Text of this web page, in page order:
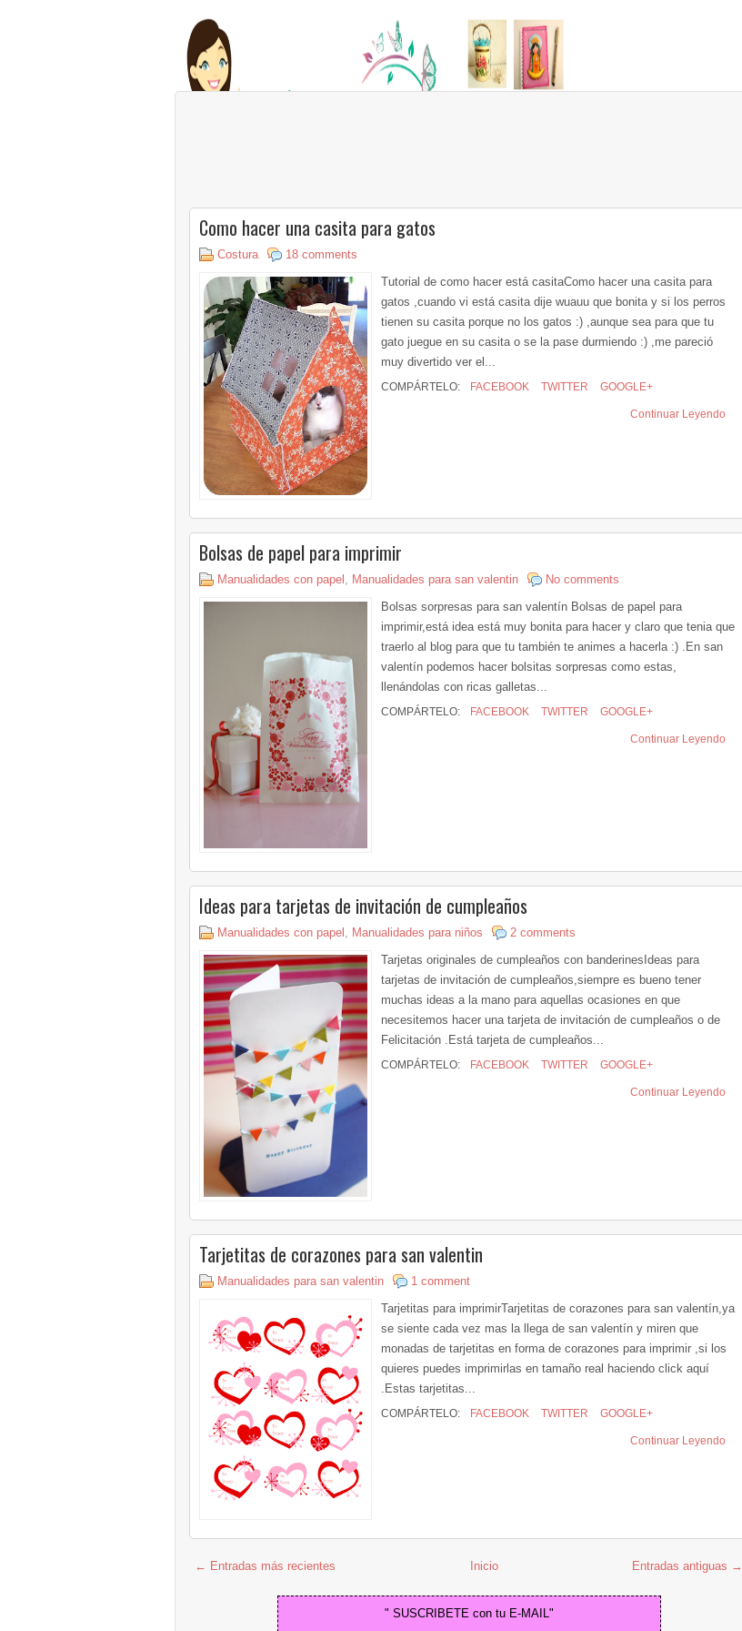
Como hacer una casita para gatos
Costura
18 comments
Tutorial de como hacer está casitaComo hacer una casita para
gatos ,cuando vi está casita dije wuauu que bonita y si los perros
tienen su casita porque no los gatos :) ,aunque sea para que tu
gato juegue en su casita o se la pase durmiendo :) ,me pareció
muy divertido ver el...
COMPÁRTELO: FACEBOOK TWITTER GOOGLE+
Continuar Leyendo
Bolsas de papel para imprimir
Manualidades con papel , Manualidades para san valentin
No comments
Bolsas sorpresas para san valentín Bolsas de papel para
imprimir,está idea está muy bonita para hacer y claro que tenia que
traerlo al blog para que tu también te animes a hacerla :) .En san
valentín podemos hacer bolsitas sorpresas como estas,
llenándolas con ricas galletas...
COMPÁRTELO: FACEBOOK TWITTER GOOGLE+
Continuar Leyendo
Ideas para tarjetas de invitación de cumpleaños
Manualidades con papel Manualidades para niños
2 comments
Tarjetas originales de cumpleaños con banderinesIdeas para
tarjetas de invitación de cumpleaños,siempre es bueno tener
muchas ideas a la mano para aquellas ocasiones en que
necesitemos hacer una tarjeta de invitación de cumpleaños o de
Felicitación .Está tarjeta de cumpleaños...
COMPÁRTELO: FACEBOOK TWITTER GOOGLE+
Continuar Leyendo
Tarjetitas de corazones para san valentin
Manualidades para san valentin
1 comment
Tarjetitas para imprimirTarjetitas de corazones para san valentín,ya
se siente cada vez mas la llega de san valentín y miren que
monadas de tarjetitas en forma de corazones para imprimir ,si los
quieres puedes imprimirlas en tamaño real haciendo click aquí
.Estas tarjetitas...
COMPÁRTELO: FACEBOOK TWITTER GOOGLE+
Continuar Leyendo
← Entradas más recientes Entradas antiguas →
Inicio
" SUSCRIBETE con tu E-MAIL"